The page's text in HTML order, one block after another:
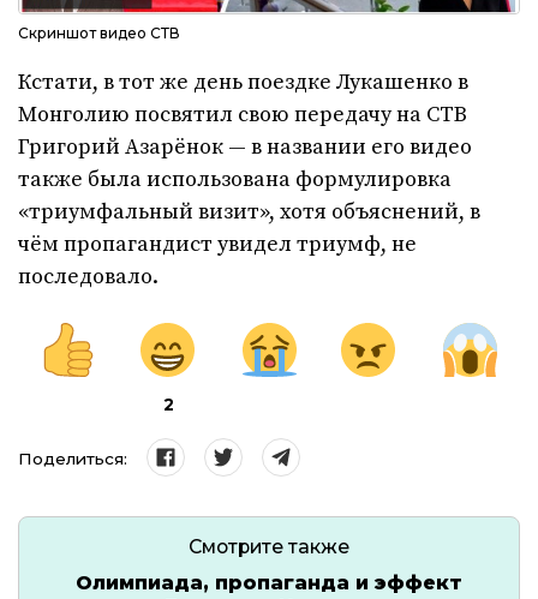
Скриншот видео СТВ
Кстати, в тот же день поездке Лукашенко в
Монголию посвятил свою передачу на СТВ
Григорий Азарёнок — в названии его видео
также была использована формулировка
«триумфальный визит», хотя объяснений, в
чём пропагандист увидел триумф, не
последовало.
2
Поделиться:
Смотрите также
Олимпиада, пропаганда и эффект